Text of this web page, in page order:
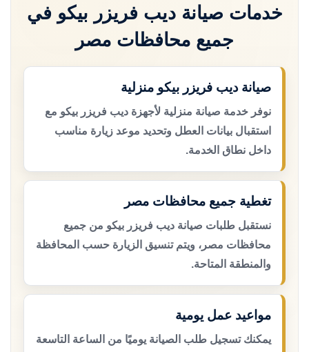
خدمات صيانة ديب فريزر بيكو في
جميع محافظات مصر
صيانة ديب فريزر بيكو منزلية
نوفر خدمة صيانة منزلية لأجهزة ديب فريزر بيكو مع
استقبال بيانات العطل وتحديد موعد زيارة مناسب
داخل نطاق الخدمة.
تغطية جميع محافظات مصر
نستقبل طلبات صيانة ديب فريزر بيكو من جميع
محافظات مصر، ويتم تنسيق الزيارة حسب المحافظة
والمنطقة المتاحة.
مواعيد عمل يومية
يمكنك تسجيل طلب الصيانة يوميًا من الساعة التاسعة